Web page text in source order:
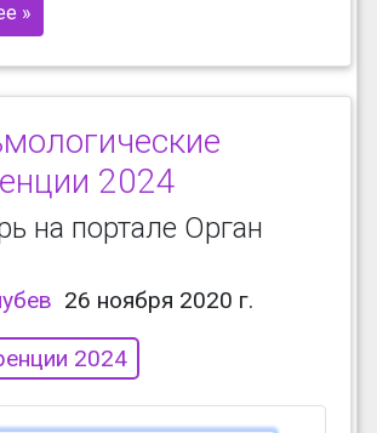
»
2024
на портале Орган
26 ноября 2020 г.
2024